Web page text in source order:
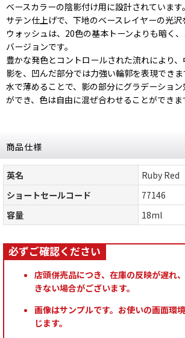
ベースカラーの陰影付け用に設計されています。
サテン仕上げで、下地のベースレイヤーの光沢
ウォッシュは、20色の基本トーンよりも暗く
バージョンです。
豊かな発色とコントロールされた流れにより
影を、凹んだ部分では力強い輪郭を表現できま
水で薄めることで、影の部分にグラデーショ
ができ、色は自由に混ぜ合わせることができま
商品仕様
英名
Ruby Red
ショートセールコード
77146
容量
18ml
店頭併売品につき、在庫の反映が遅れ
きない場合がございます。
画像はサンプルです。お使いの画面環
じます。